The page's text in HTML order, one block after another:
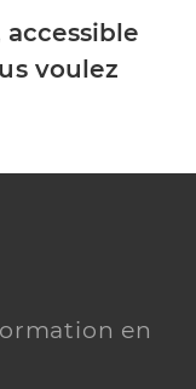
accessible
voulez
en